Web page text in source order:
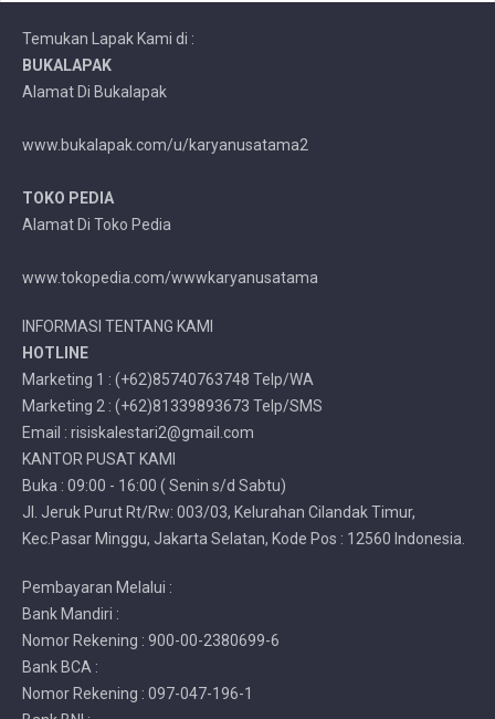
Temukan Lapak Kami di :
BUKALAPAK
Alamat Di Bukalapak
www.bukalapak.com/u/karyanusatama2
TOKO PEDIA
Alamat Di Toko Pedia
www.tokopedia.com/wwwkaryanusatama
INFORMASI TENTANG KAMI
HOTLINE
Marketing 1 : (+62)85740763748 Telp/WA
Marketing 2 : (+62)81339893673 Telp/SMS
Email : risiskalestari2@gmail.com
KANTOR PUSAT KAMI
Buka : 09:00 - 16:00 ( Senin s/d Sabtu)
Jl. Jeruk Purut Rt/Rw: 003/03, Kelurahan Cilandak Timur,
Kec.Pasar Minggu, Jakarta Selatan, Kode Pos : 12560 Indonesia.
Pembayaran Melalui :
Bank Mandiri :
Nomor Rekening : 900-00-2380699-6
Bank BCA :
Nomor Rekening : 097-047-196-1